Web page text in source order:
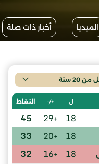
الميديا أخبار ذات صلة
ل +/- النقاط
18
+29
45
18
+20
33
18
+16
32